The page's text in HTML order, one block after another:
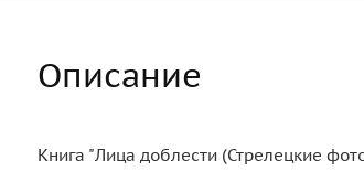
Описание
Книга "Лица доблести (Стрелецкие